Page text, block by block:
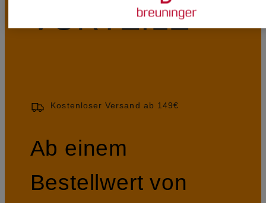
VORTEILE
Kostenloser Versand ab 149€
Ab einem
Bestellwert von